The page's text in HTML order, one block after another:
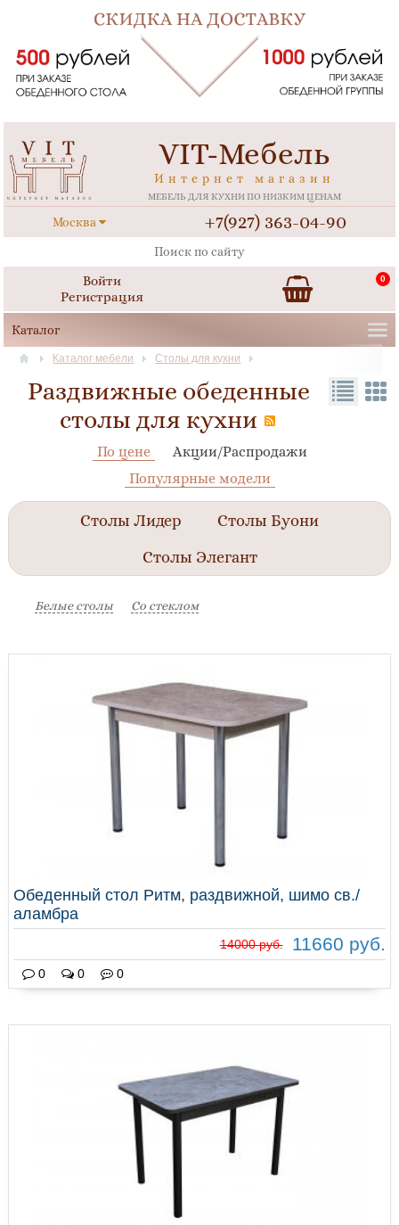
VIT-Мебель
Интернет магазин
МЕБЕЛЬ ДЛЯ КУХНИ ПО НИЗКИМ ЦЕНАМ
Москва +7(927) 363-04-90
Войти
Регистрация
0
Каталог мебели Столы для кухни
Раздвижные обеденные
столы для кухни
По цене
Акции/Распродажи
Популярные модели
Столы Лидер
Столы Буони
Столы Элегант
Белые столы Со стеклом
Обеденный стол Ритм, раздвижной, шимо св./
аламбра
14000 руб. 11660 руб.
0 0 0